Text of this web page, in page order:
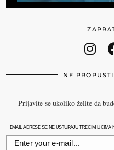
NE
Prijavite se ukoliko želite da
EMAIL ADRESE SE NE USTUPAJU TREĆIM LICIMA